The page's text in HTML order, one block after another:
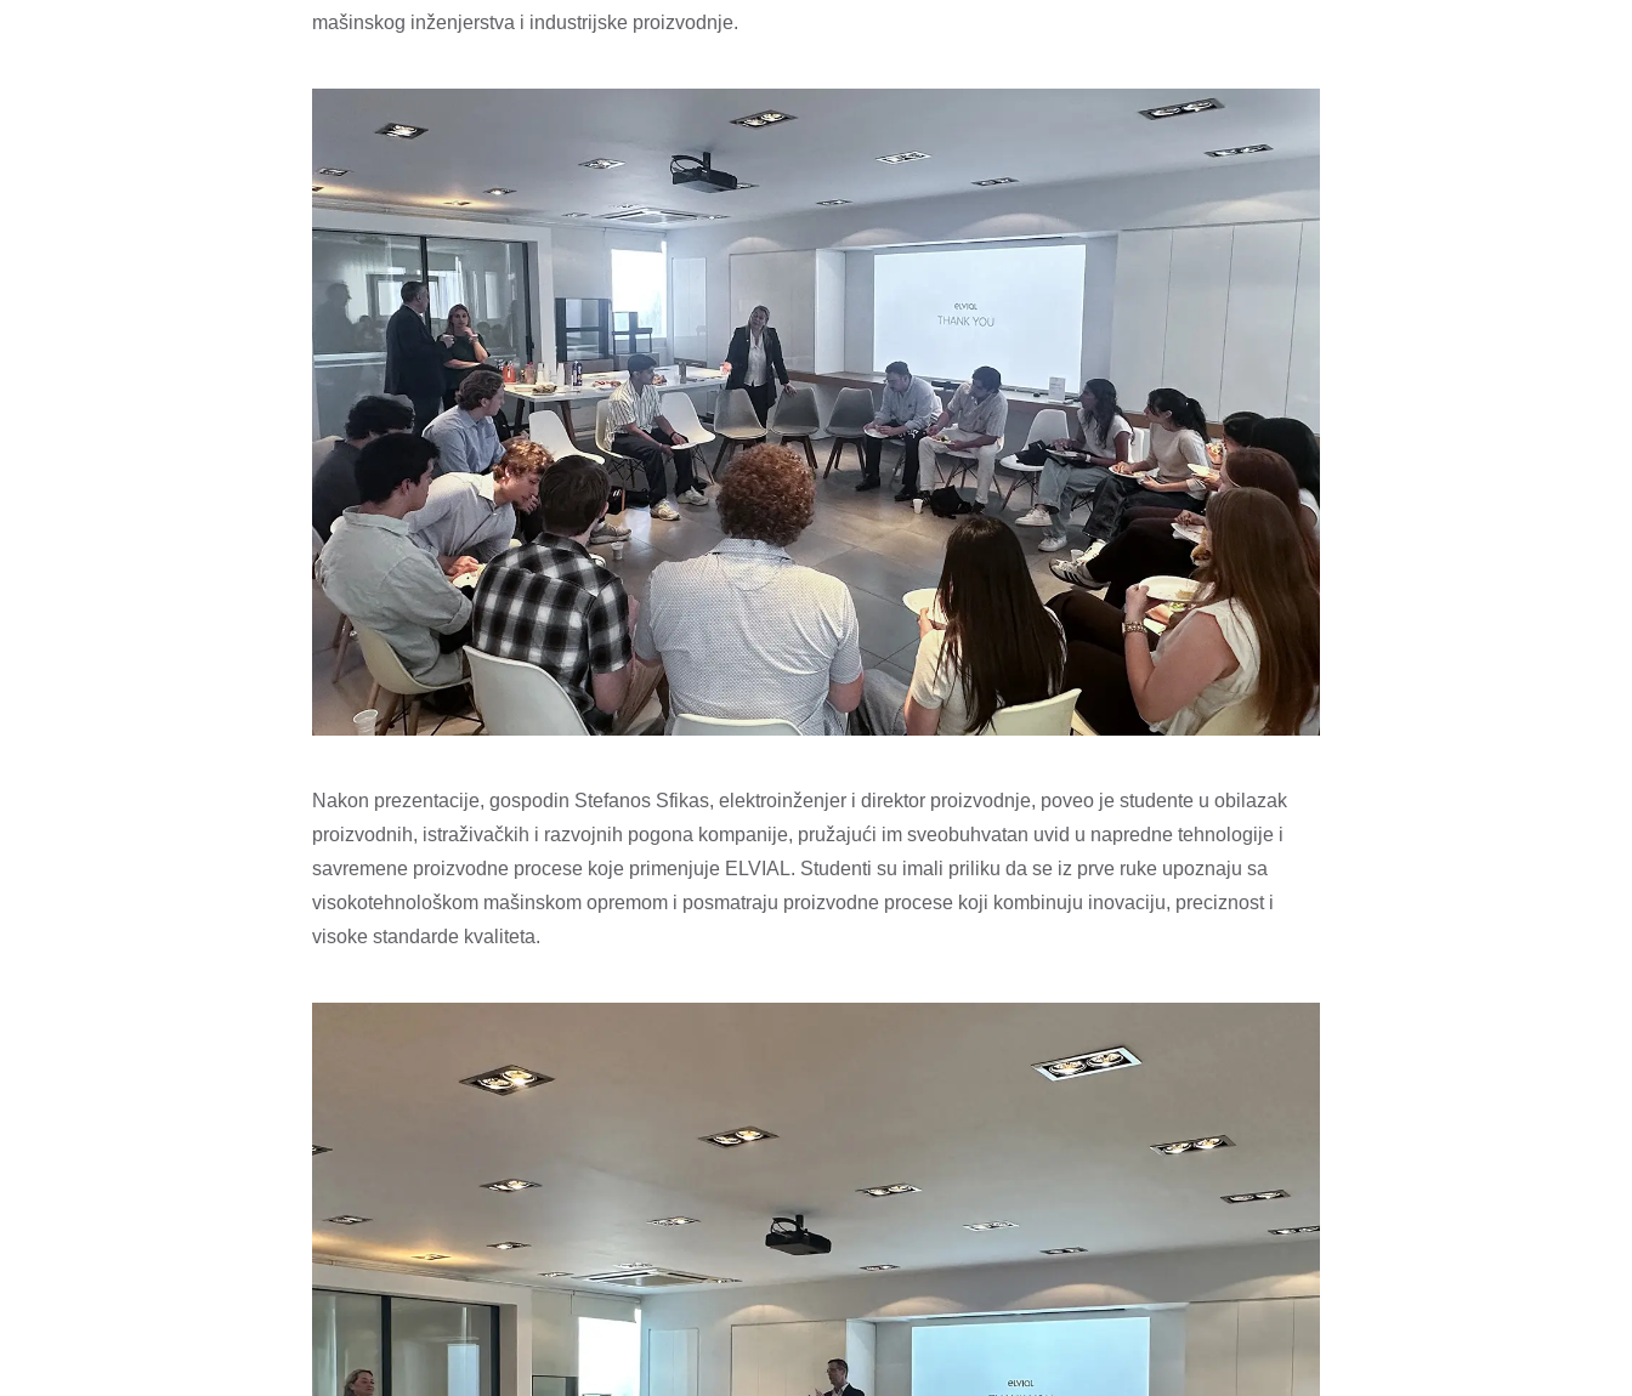
mašinskog inženjerstva i industrijske proizvodnje.
Nakon prezentacije, gospodin Stefanos Sfikas, elektroinženjer i direktor proizvodnje, poveo je studente u obilazak
proizvodnih, istraživačkih i razvojnih pogona kompanije, pružajući im sveobuhvatan uvid u napredne tehnologije i
savremene proizvodne procese koje primenjuje ELVIAL. Studenti su imali priliku da se iz prve ruke upoznaju sa
visokotehnološkom mašinskom opremom i posmatraju proizvodne procese koji kombinuju inovaciju, preciznost i
visoke standarde kvaliteta.